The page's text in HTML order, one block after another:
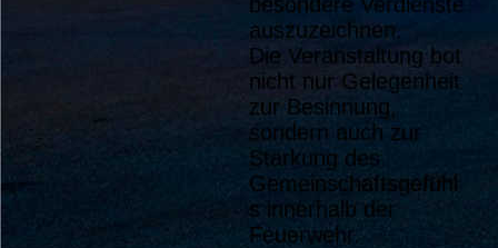
auszuzeichnen.
Die Veranstaltung bot
nicht nur Gelegenheit
zur Besinnung,
sondern auch zur
Stärkung des
Gemeinschaftsgefühl
s innerhalb der
Feuerwehr.